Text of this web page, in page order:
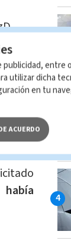
había
entre
utilizar dicha
en tu
ACUERDO